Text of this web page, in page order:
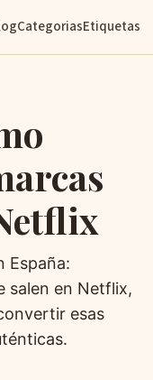
CategoriasEtiquetas
España:
salen en Netflix,
esas